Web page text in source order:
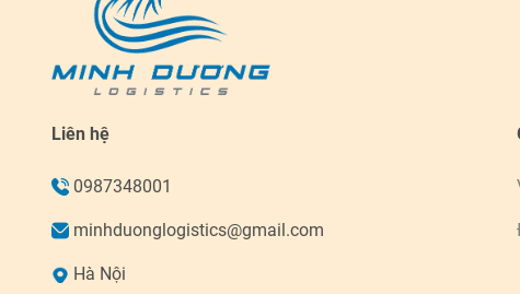
Liên hệ
0987348001
minhduonglogistics@gmail.com
Hà Nội